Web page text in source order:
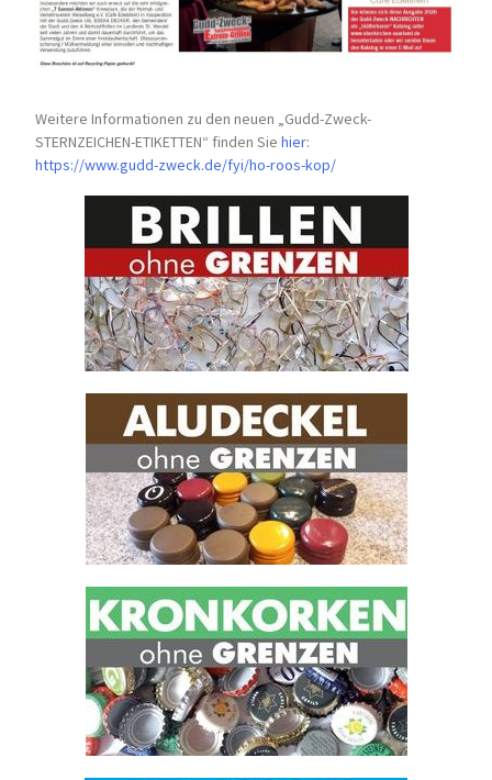
Weitere Informationen zu den neuen „Gudd-Zweck-
STERNZEICHEN-ETIKETTEN“ finden Siehier:
https://www.gudd-zweck.de/fyi/ho-roos-kop/